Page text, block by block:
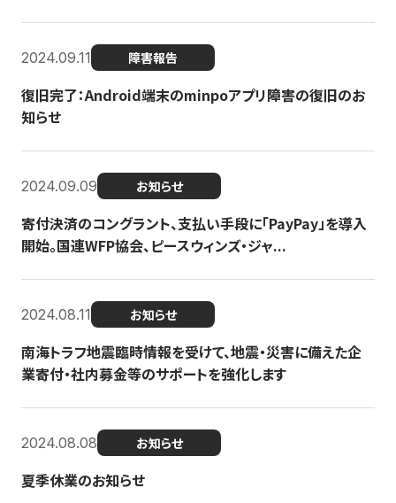
2024.09.11 障害報告
復旧完了：Android端末のminpoアプリ障害の復旧のお
知らせ
2024.09.09 お知らせ
寄付決済のコングラント、支払い手段に「PayPay」を導入
開始。国連WFP協会、ピースウィンズ・ジャ...
2024.08.11 お知らせ
南海トラフ地震臨時情報を受けて、地震・災害に備えた企
業寄付・社内募金等のサポートを強化します
2024.08.08 お知らせ
夏季休業のお知らせ